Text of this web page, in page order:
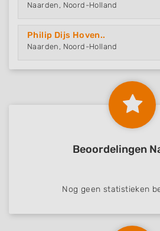
Naarden, Noord-Holland
Philip Dijs Hoven..
Naarden, Noord-Holland
Beoordelingen
Nog geen statistieken